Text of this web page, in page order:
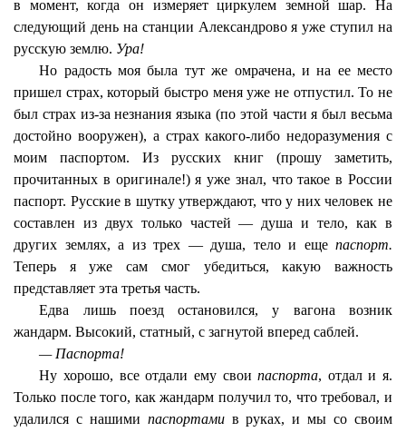
в момент, когда он измеряет циркулем земной шар. На
следующий день на станции Александрово я уже ступил на
русскую землю. Ура!
Но радость моя была тут же омрачена, и на ее место
пришел страх, который быстро меня уже не отпустил. То не
был страх из-за незнания языка (по этой части я был весьма
достойно вооружен), а страх какого-либо недоразумения с
моим паспортом. Из русских книг (прошу заметить,
прочитанных в оригинале!) я уже знал, что такое в России
паспорт. Русские в шутку утверждают, что у них человек не
составлен из двух только частей — душа и тело, как в
других землях, а из трех — душа, тело и еще паспорт.
Теперь я уже сам смог убедиться, какую важность
представляет эта третья часть.
Едва лишь поезд остановился, у вагона возник
жандарм. Высокий, статный, с загнутой вперед саблей.
— Паспорта!
Ну хорошо, все отдали ему своипаспорта, отдал и я.
Только после того, как жандарм получил то, что требовал, и
удалился с нашими паспортамив руках, и мы со своим